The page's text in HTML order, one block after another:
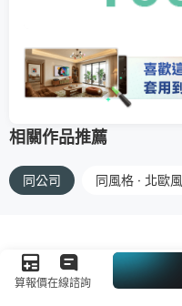
相關作品推薦
同公司 同風格 · 北歐風
算報價在線諮詢